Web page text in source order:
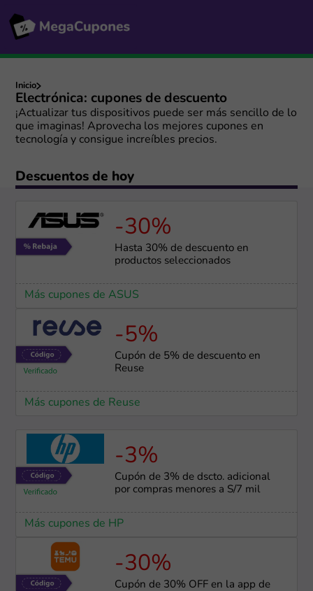
Inicio
Electrónica: cupones de descuento
¡Actualizar tus dispositivos puede ser más sencillo de lo
que imaginas! Aprovecha los mejores cupones en
tecnología y consigue increíbles precios.
Descuentos de hoy
-30%
Hasta 30% de descuento en
productos seleccionados
Más cupones de ASUS
-5%
Cupón de 5% de descuento en
Reuse
Más cupones de Reuse
-3%
Cupón de 3% de dscto. adicional
por compras menores a S/7 mil
Más cupones de HP
-30%
Cupón de 30% OFF en la app de